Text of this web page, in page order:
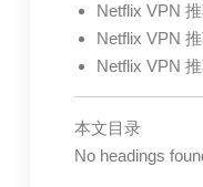
Netflix VPN
Netflix VPN
Netflix VPN
本文目录
No headings